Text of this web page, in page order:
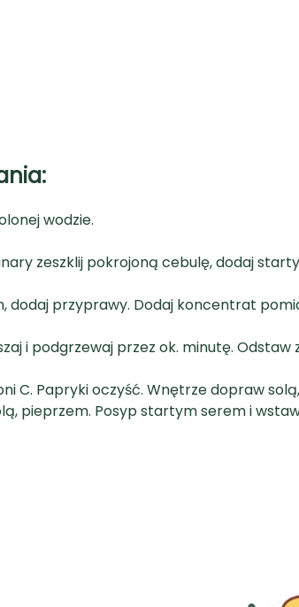
wodzie.
zeszklij pokrojoną cebulę, dodaj
dodaj przyprawy. Dodaj koncentrat
i podgrzewaj przez ok. minutę.
C. Papryki oczyść. Wnętrze dopraw
pieprzem. Posyp startym serem i